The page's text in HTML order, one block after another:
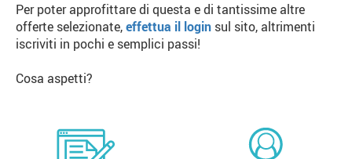
Per poter approfittare di questa e di tantissime altre
offerte selezionate,effettua il login sul sito, altrimenti
iscriviti in pochi e semplici passi!
Cosa aspetti?